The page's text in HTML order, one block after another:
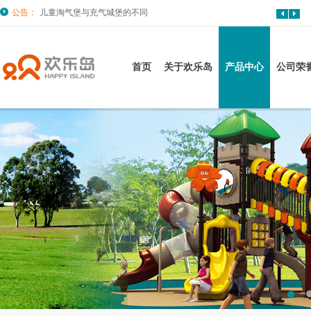
公告： 儿童淘气堡与充气城堡的不同
首页 关于欢乐岛 产品中心 公司荣